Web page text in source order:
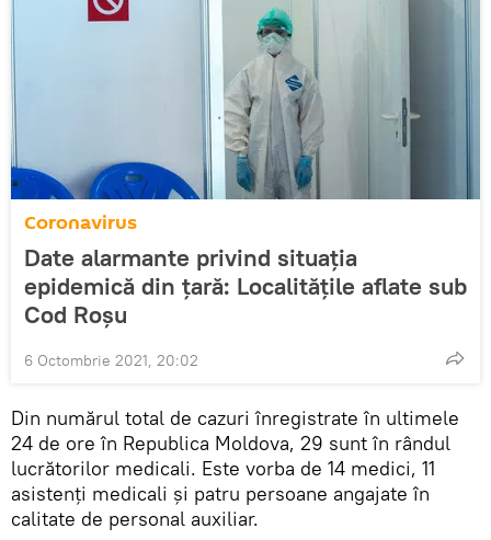
Coronavirus
Date alarmante privind situația
epidemică din țară: Localitățile aflate sub
Cod Roșu
6 Octombrie 2021, 20:02
Din numărul total de cazuri înregistrate în ultimele
24 de ore în Republica Moldova, 29 sunt în rândul
lucrătorilor medicali. Este vorba de 14 medici, 11
asistenți medicali și patru persoane angajate în
calitate de personal auxiliar.